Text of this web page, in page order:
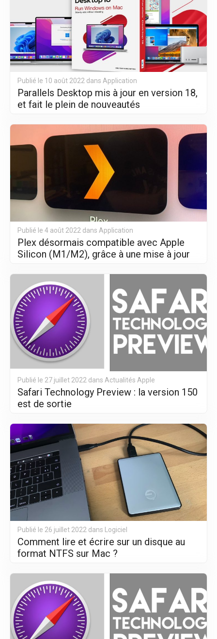
Parallels Desktop mis à jour en version 18,
et fait le plein de nouveautés
Publié le 10 août 2022 dans Application
Plex désormais compatible avec Apple
Silicon (M1/M2), grâce à une mise à jour
Publié le 4 août 2022 dans Application
Safari Technology Preview : la version 150
est de sortie
Publié le 27 juillet 2022 dans Actualités Apple
Comment lire et écrire sur un disque au
format NTFS sur Mac ?
Publié le 26 juillet 2022 dans Logiciel